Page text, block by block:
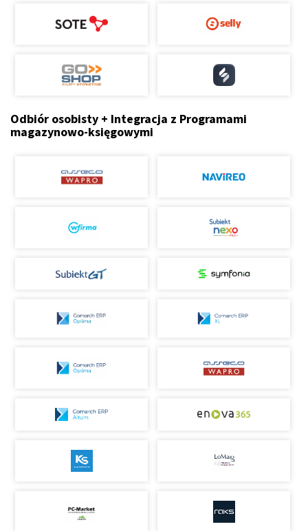
Odbiór osobisty + Integracja z Programami
magazynowo-księgowymi